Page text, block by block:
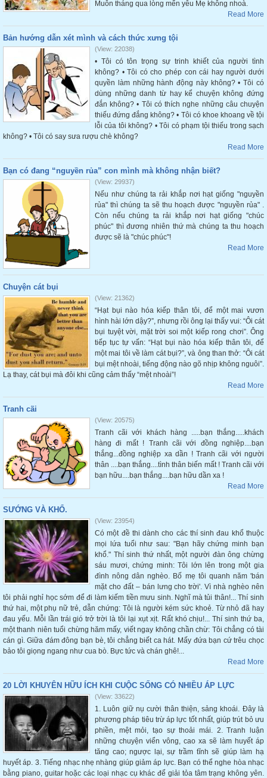
Muôn tháng qua lòng mến yêu Mẹ không nhoà.
Read More
Bản hướng dẫn xét mình và cách thức xưng tội
(View: 22038)
• Tôi có tôn trọng sự trinh khiết của người tình
không? • Tôi có cho phép con cái hay người dưới
quyền làm những hành động này không? • Tôi có
dùng những danh từ hay kể chuyện không đứng
đắn không? • Tôi có thích nghe những câu chuyện
thiếu đứng đắng không? • Tôi có khoe khoang về tội
lỗi của tôi không? • Tôi có phạm tội thiếu trong sạch
không? • Tôi có say sưa rượu chè không?
Read More
Bạn có đang “nguyền rủa” con mình mà không nhận biết?
(View: 29937)
Nếu như chúng ta rải khắp nơi hạt giống "nguyền
rủa" thì chúng ta sẽ thu hoạch được "nguyền rủa" .
Còn nếu chúng ta rải khắp nơi hạt giống "chúc
phúc" thì đương nhiên thứ mà chúng ta thu hoạch
được sẽ là "chúc phúc"!
Read More
Chuyện cát bụi
(View: 21362)
“Hạt bụi nào hóa kiếp thân tôi, để một mai vươn
hình hài lớn dậy?”, nhưng rồi ông lại thấy vui: “Ôi cát
bụi tuyệt vời, mặt trời soi một kiếp rong chơi”. Ông
tiếp tục tự vấn: “Hạt bụi nào hóa kiếp thân tôi, để
một mai tôi về làm cát bụi?”, và ông than thở: “Ôi cát
bụi mệt nhoài, tiếng động nào gõ nhịp không nguôi”.
Lạ thay, cát bụi mà đôi khi cũng cảm thấy “mệt nhoài”!
Read More
Tranh cãi
(View: 20575)
Tranh cãi với khách hàng .....bạn thắng.....khách
hàng đi mất ! Tranh cãi với đồng nghiệp....bạn
thắng...đồng nghiệp xa dần ! Tranh cãi với người
thân ....bạn thắng....tình thân biến mất ! Tranh cãi với
bạn hữu....bạn thắng....bạn hữu dần xa !
Read More
SƯỚNG VÀ KHỔ.
(View: 23954)
Có một đề thi dành cho các thí sinh đau khổ thuộc
mọi lứa tuổi như sau: "Bạn hãy chứng minh bạn
khổ." Thí sinh thứ nhất, một người đàn ông chừng
sáu mươi, chứng minh: Tôi lớn lên trong một gia
đình nông dân nghèo. Bố mẹ tôi quanh năm 'bán
mặt cho đất – bán lưng cho trời'. Vì nhà nghèo nên
tôi phải nghỉ học sớm để đi làm kiếm tiền mưu sinh. Nghĩ mà tủi thân!... Thí sinh
thứ hai, một phụ nữ trẻ, dẫn chứng: Tôi là người kém sức khoẻ. Từ nhỏ đã hay
đau yếu. Mỗi lần trái gió trở trời là tôi lại xụt xịt. Rất khó chịu!... Thí sinh thứ ba,
một thanh niên tuổi chừng hăm mấy, viết ngay không chần chừ: Tôi chẳng có tài
cán gì. Giữa đám đông bạn bè, tôi chẳng biết ca hát. Mấy đứa bạn cứ trêu chọc
bảo tôi giọng ngang như cua bò. Bực tức và chán ghê!...
Read More
20 LỜI KHUYÊN HỮU ÍCH KHI CUỘC SỐNG CÓ NHIỀU ÁP LỰC
(View: 33622)
1. Luôn giữ nụ cười thân thiện, sảng khoái. Đây là
phương pháp tiêu trừ áp lực tốt nhất, giúp trút bỏ ưu
phiền, mệt mỏi, tạo sự thoải mái. 2. Tranh luận
những chuyện viển vông, cao xa sẽ làm huyết áp
tăng cao; ngược lại, sự trầm tĩnh sẽ giúp làm hạ
huyết áp. 3. Tiếng nhạc nhẹ nhàng giúp giảm áp lực. Bạn có thể nghe hòa nhạc
bằng piano, guitar hoặc các loại nhạc cụ khác để giải tỏa tâm trạng không yên.